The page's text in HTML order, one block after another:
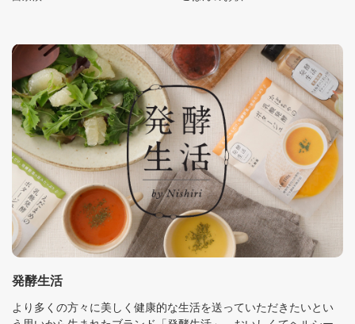
発酵生活
より多くの方々に美しく健康的な生活を送っていただきたいとい